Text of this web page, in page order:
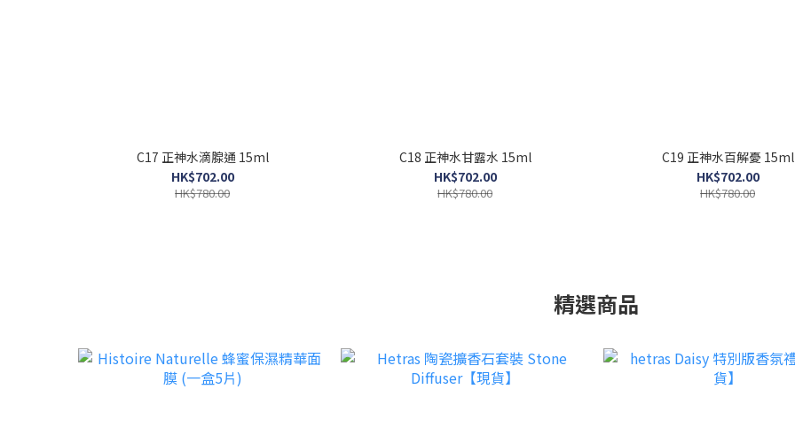
C17 正神水滴腺通 15ml
HK$702.00
HK$780.00
C18 正神水甘露水 15ml
HK$702.00
HK$780.00
C19 正神水百解憂 15ml
HK$702.00
HK$780.00
精選商品